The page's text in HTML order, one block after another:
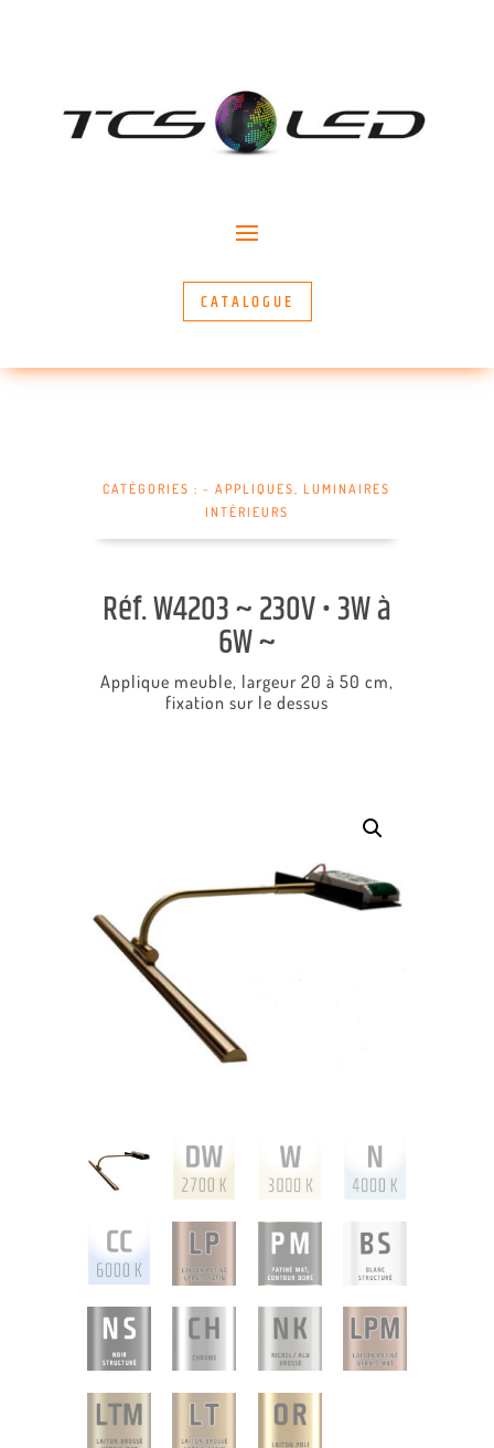
CATALOGUE
CATÉGORIES :~ APPLIQUES,LUMINAIRES
INTÉRIEURS
Réf. W4203 ~ 230V • 3W à
6W ~
Applique meuble, largeur 20 à 50 cm,
fixation sur le dessus